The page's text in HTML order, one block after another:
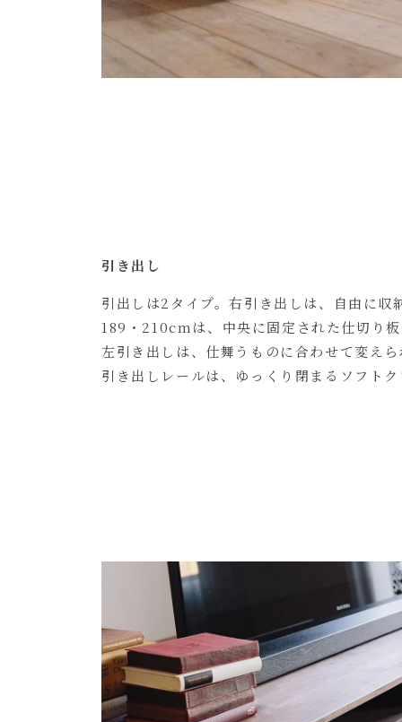
引き出し
引出しは2タイプ。右引き出しは、自由に収
189・210cmは、中央に固定された仕切り
左引き出しは、仕舞うものに合わせて変え
引き出しレールは、ゆっくり閉まるソフト